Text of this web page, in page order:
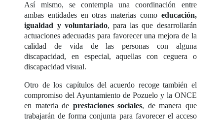
Así mismo, se contempla una coordinación entre
ambas entidades en otras materias como educación,
igualdad y voluntariado, para las que desarrollarán
actuaciones adecuadas para favorecer una mejora de la
calidad de vida de las personas con alguna
discapacidad, en especial, aquellas con ceguera o
discapacidad visual.
Otro de los capítulos del acuerdo recoge también el
compromiso del Ayuntamiento de Pozuelo y la ONCE
en materia de prestaciones sociales, de manera que
trabajarán de forma conjunta para favorecer el acceso